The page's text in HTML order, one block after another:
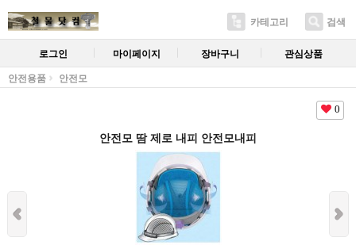
카테고리 검색
로그인 마이페이지 장바구니 관심상품
안전용품 안전모
0
안전모 땀 제로 내피 안전모내피